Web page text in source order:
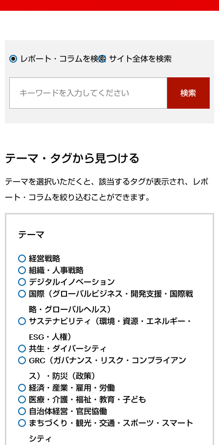
レポート・コラムを検索 サイト全体を検索
検索
テーマ・タグから見つける
テーマを選択いただくと、該当するタグが表示され、レポ
ート・コラムを絞り込むことができます。
テーマ
経営戦略
組織・人事戦略
デジタルイノベーション
国際（グローバルビジネス・開発支援・国際戦
略・グローバルヘルス）
サステナビリティ（環境・資源・エネルギー・
ESG・人権）
共生・ダイバーシティ
GRC（ガバナンス・リスク・コンプライアン
ス）・防災（政策）
経済・産業・雇用・労働
医療・介護・福祉・教育・子ども
自治体経営・官民協働
まちづくり・観光・交通・スポーツ・スマート
シティ